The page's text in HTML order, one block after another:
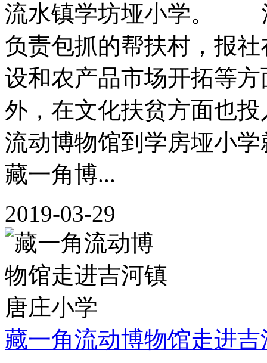
流水镇学坊垭小学。
负责包抓的帮扶村，报
设和农产品市场开拓等
外，在文化扶贫方面也
流动博物馆到学房垭小
藏一角博...
2019-03-29
藏一角流动博物馆走进